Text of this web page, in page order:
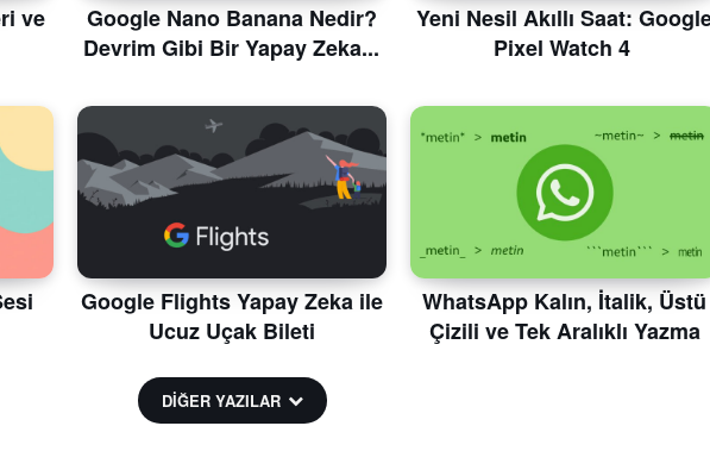
ve
Google Nano Banana Nedir?
Devrim Gibi Bir Yapay Zeka...
Yeni Nesil Akıllı Saat:
Pixel Watch 4
Google Flights Yapay Zeka ile
Ucuz Uçak Bileti
WhatsApp Kalın, İtalik, Üstü
Çizili ve Tek Aralıklı Yazma
DİĞER YAZILAR